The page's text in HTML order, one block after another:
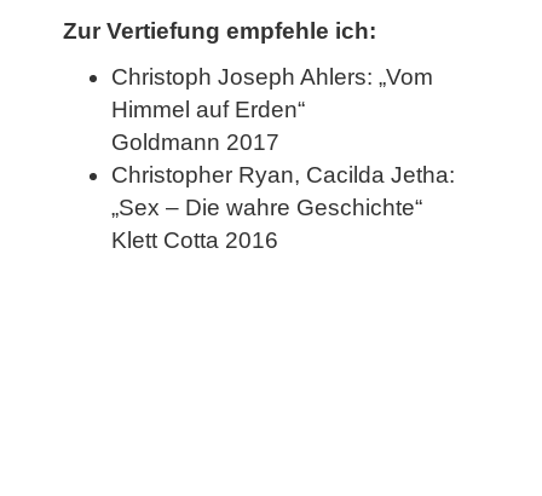
Zur Vertiefung empfehle ich:
Christoph Joseph Ahlers: „Vom
Himmel auf Erden“
Goldmann 2017
Christopher Ryan, Cacilda Jetha:
„Sex – Die wahre Geschichte“
Klett Cotta 2016